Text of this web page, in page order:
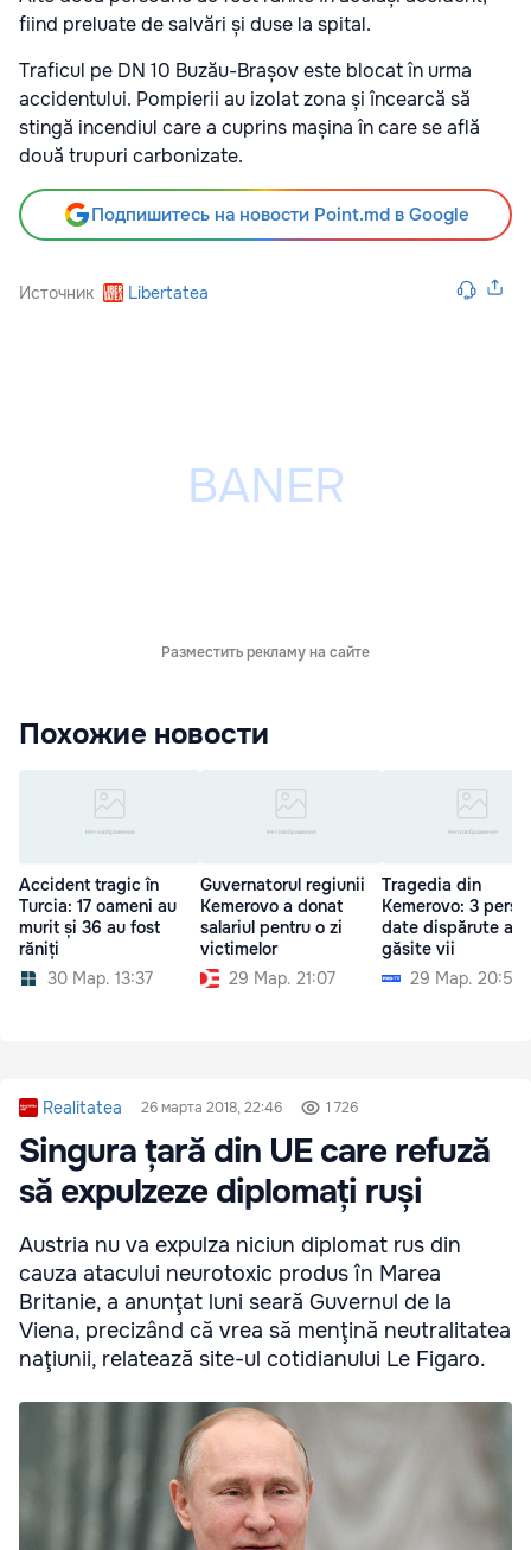
fiind preluate de salvări și duse la spital.
Traficul pe DN 10 Buzău-Brașov este blocat în urma
accidentului. Pompierii au izolat zona și încearcă să
stingă incendiul care a cuprins mașina în care se află
două trupuri carbonizate.
Подпишитесь на новости Point.md в Google
Источник Libertatea
Разместить рекламу на сайте
Похожие новости
Accident tragic în
Turcia: 17 oameni au
murit și 36 au fost
răniți
30 Мар. 13:37
Guvernatorul regiunii
Kemerovo a donat
salariul pentru o zi
victimelor
29 Мар. 21:07
Tragedia din
Kemerovo: 3
date dispărute au
găsite vii
29 Мар. 20:50
Realitatea 26 марта 2018, 22:46 1 726
Singura țară din UE care refuză
să expulzeze diplomați ruși
Austria nu va expulza niciun diplomat rus din
cauza atacului neurotoxic produs în Marea
Britanie, a anunţat luni seară Guvernul de la
Viena, precizând că vrea să menţină neutralitatea
naţiunii, relatează site-ul cotidianului Le Figaro.